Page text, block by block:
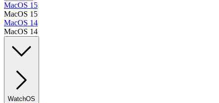
MacOS 15
MacOS 15
MacOS 14
MacOS 14
WatchOS